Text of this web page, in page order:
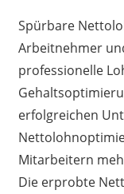
Spürbare
Arbeitnehmer
professionelle
erfolgreichen
Mitarbeitern
Die erprobte